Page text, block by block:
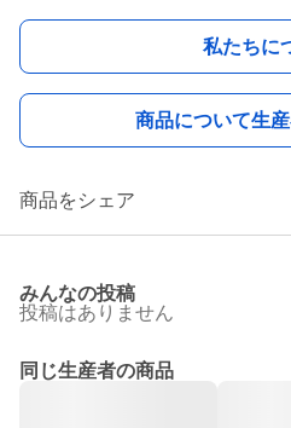
私たちに
商品について生
商品をシェア
みんなの投稿
投稿はありません
同じ生産者の商品